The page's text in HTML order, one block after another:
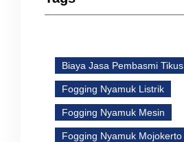
Biaya Jasa Pembasmi Tikus
Fogging Nyamuk Listrik
Fogging Nyamuk Mesin
Fogging Nyamuk Mojokerto